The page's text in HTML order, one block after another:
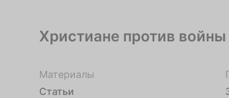
Христиане против войны
Материалы
Статьи